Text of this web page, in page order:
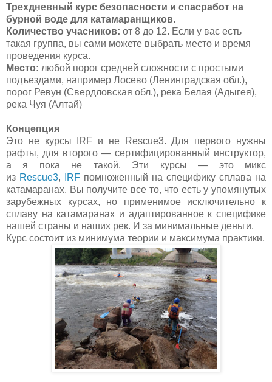
Трехдневный курс безопасности и спасработ на
бурной воде для катамаранщиков.
Количество учасников: от 8 до 12. Если у вас есть
такая группа, вы сами можете выбрать место и время
проведения курса.
Место: любой порог средней сложности с простыми
подъездами, например Лосево (Ленинградская обл.),
порог Ревун (Свердловская обл.), река Белая (Адыгея),
река Чуя (Алтай)
Концепция
Это не курсы
IRF и не Rescue3.Для первого нужны
рафты, для второго — сертифицированный инструктор,
а я пока не такой. Эти курсы — это микс
из Rescue3, IRF помноженный на специфику сплава на
катамаранах. Вы получите все то, что есть у упомянутых
зарубежных курсах, но применимое исключительно к
сплаву на катамаранах и адаптированное к специфике
нашей страны и наших рек. И за минимальные деньги.
Курс состоит из минимума теории и максимума практики.